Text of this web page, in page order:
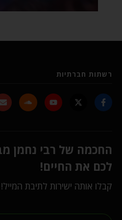
רשתות חברתיות
החכמה של רבי נחמן
לכם את החיים!
קבלו אותה ישירות לתיבת המייל!